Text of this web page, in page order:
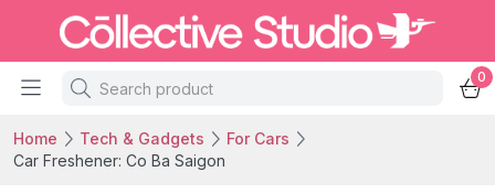
0
Home Tech & Gadgets
For Cars
Car Freshener: Co Ba Saigon